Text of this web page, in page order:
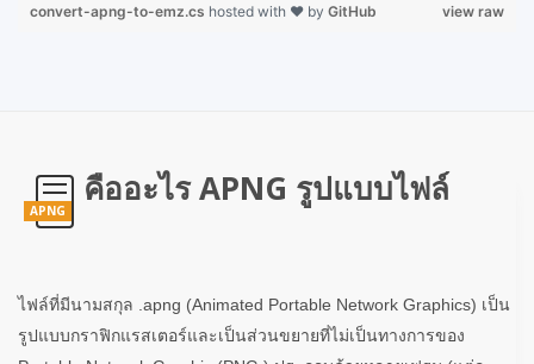
view raw
convert-apng-to-emz.cs hosted with ❤ by GitHub
APNG
คืออะไร APNG รูปแบบไฟล์
ไฟล์ที่มีนามสกุล .apng (Animated Portable Network Graphics) เป็น
รูปแบบกราฟิกแรสเตอร์และเป็นส่วนขยายที่ไม่เป็นทางการของ